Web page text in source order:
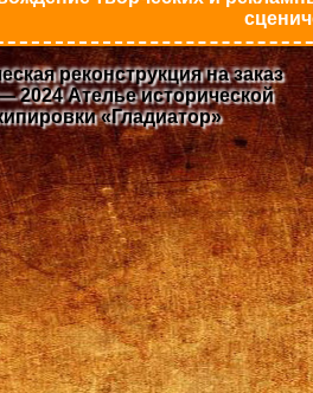
реконструкция на заказ
2024 Ателье исторической
«Гладиатор»